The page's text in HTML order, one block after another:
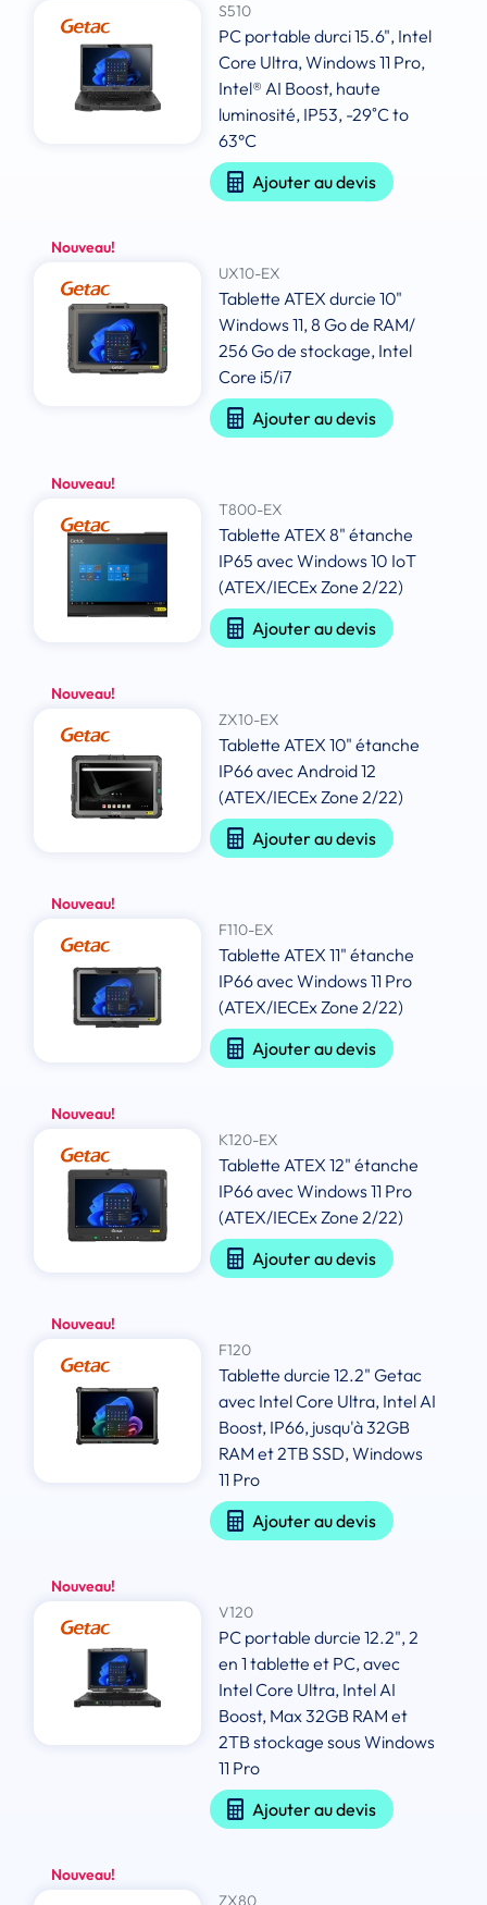
S510
PC portable durci 15.6", Intel
Core Ultra, Windows 11 Pro,
Intel® AI Boost, haute
luminosité, IP53, -29˚C to
63°C
Ajouter au devis
Nouveau!
UX10-EX
Tablette ATEX durcie 10"
Windows 11, 8 Go de RAM/
256 Go de stockage, Intel
Core i5/i7
Ajouter au devis
Nouveau!
T800-EX
Tablette ATEX 8" étanche
IP65 avec Windows 10 IoT
(ATEX/IECEx Zone 2/22)
Ajouter au devis
Nouveau!
ZX10-EX
Tablette ATEX 10" étanche
IP66 avec Android 12
(ATEX/IECEx Zone 2/22)
Ajouter au devis
Nouveau!
F110-EX
Tablette ATEX 11" étanche
IP66 avec Windows 11 Pro
(ATEX/IECEx Zone 2/22)
Ajouter au devis
Nouveau!
K120-EX
Tablette ATEX 12" étanche
IP66 avec Windows 11 Pro
(ATEX/IECEx Zone 2/22)
Ajouter au devis
Nouveau!
F120
Tablette durcie 12.2" Getac
avec Intel Core Ultra, Intel AI
Boost, IP66, jusqu'à 32GB
RAM et 2TB SSD, Windows
11 Pro
Ajouter au devis
Nouveau!
V120
PC portable durcie 12.2", 2
en 1 tablette et PC, avec
Intel Core Ultra, Intel AI
Boost, Max 32GB RAM et
2TB stockage sous Windows
11 Pro
Ajouter au devis
Nouveau!
ZX80